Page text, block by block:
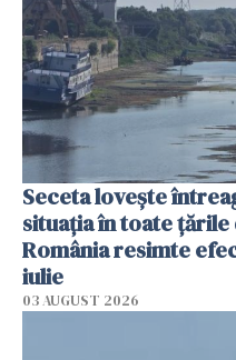
Seceta lovește
situația în toate
România resimte
iulie
03 AUGUST 2026